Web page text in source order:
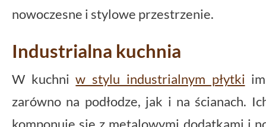
nowoczesne i stylowe przestrzenie.
Industrialna kuchnia
W kuchniw stylu industrialnym płytki
zarówno na podłodze, jak i na ścianach.
komponuje się z metalowymi dodatkami i